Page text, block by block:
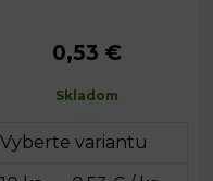
Priemer:
6 mm
0,53 €
Skladom